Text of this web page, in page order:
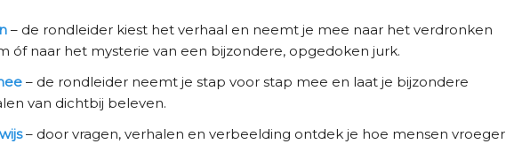
– de rondleider kiest het verhaal en neemt je mee naar het verdronken
óf naar het mysterie van een bijzondere, opgedoken jurk.
– de rondleider neemt je stap voor stap mee en laat je bijzondere
van dichtbij beleven.
– door vragen, verhalen en verbeelding ontdek je hoe mensen vroeger